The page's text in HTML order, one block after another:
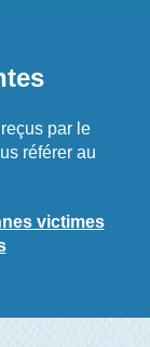
par le
référer au
victimes